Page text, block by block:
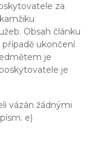
za
Obsah článku
ukončení
je
je
vázán žádnými
e)